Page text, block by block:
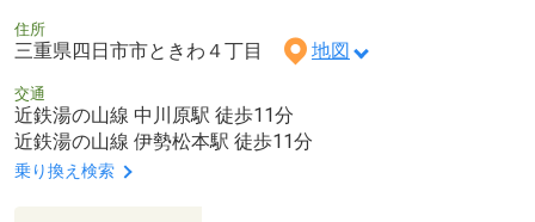
住所
三重県四日市市ときわ４丁目 地図
交通
近鉄湯の山線 中川原駅 徒歩11分
近鉄湯の山線 伊勢松本駅 徒歩11分
乗り換え検索